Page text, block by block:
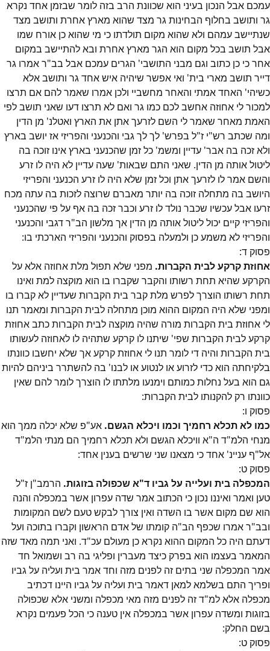
עמכם אבל הנכון בעיני הוא שכוונת הרב בזה לומר שבזמן אחד נקרא
גר ותושב בחלוף הבחינות גר מצד שהוא מארץ אחרת ותושב מצד
שנתיישב עמהם ולא שהוא מקום תולדתו כי מי שהוא כן אורח שמו
אבל תושב בכל מקום הוא הגר מארץ אחרת ובא להתיישב במקום
אחר כי כן כתוב וגם מבני התושבי' הגרים עמכם אבל בב"ר אמרו גר
דייר תושב מארי בית' ואי אפשר שיהיה איש אחד גר ותושב אלא
כשיהי' האחד אמתי והאחר מחשביי ולכן אמרו שאמר להם אם תרצו
למכור לי אחוזה אחשב לכם כמו גר ואם לא תרצו דעו שאני תושב לפי
האמת מאחר שאמר לי השם לזרעך אתן את הארץ ואטלנ' מן הדין
ומה שכתב רש"י ז"ל בפרש' לך לך גבי והכנעני והפריזי אז יושב בארץ
ולא זכה בה אבר' עדיין ומשמ' כל זמן שהכנעני בארץ אינו זוכה בה
ליטול אותה מן הדין. שאני התם שבאות' שעה עדיין לא היה לו זרע
והשם אמר לו לזרעך אתן וכל זמן שלא היה לו זרע הכנעני והפריזי
היושב בה מתחלה זוכה בה יותר מאברם שרוצה לזכות בה עתה מכח
זרעו אבל עכשיו שכבר נולד לו זרע וכבר זכה בה אף על פי שהכנעני
והפריזי קיים יכול ליטול אותה מן הדין אך מלשון הב"ר דגבי והכנעני
והפריזי לא משמע כן ולמעלה בפסוק והכנעני והפריזי הארכתי בו:
פסוק ד:
אחוזת קרקע לבית הקברות. מפני שלא תפול מלת אחוזה אלא על
הקרקע שהיא תחת רשותו והקבר שקברו בו הוא מוקצה למת ואינו
תחת רשותו הוצרך לפרש מלת קבר בית הקברות שעדיין לא קברו בו
ומפני שלא היה המקום ההוא מוכן מתחלה לבית הקברות ומאמר תנו
לי אחוזת בית הקברות מורה שהיה מוקצה לבית הקברות כתב אחוזת
קרקע לבית הקברות שפי' שיתנו לו קרקע שתהיה לו לאחוזה לעשותו
בית הקברות והיה די לומר תנו לי אחוזת קרקע אך שלא יחשבו כוונתו
בלקיחתה הוא כדי לזרוע או לנטוע או לבנו' בה להשתרר ביניהם להיות
גם הוא בעל נחלות כמותם וימנעו מלתתו לו הוצרך לומר להם שאין
כוונתו רק להקנותו לבית הקברות:
פסוק ו:
כמו לא תכלא רחמיך וכמו ויכלא הגשם. אע"פ שלא יכלה ממך הוא
מנחי הלמ"ד ה"א וויכלא הגשם ולא תכלא רחמיך הם מנתי הלמ"ד
אל"ף עניינ' אחד כי מצאנו שני שרשים בענין אחד:
פסוק ט:
המכפלה בית ועלייה על גביו ד"א שכפולה בזוגות. הרמב"ן ז"ל
טען ואמר ואיננו נכון כי הכתוב אמר שדה עפרון אשר במכפלה והנה
הוא שם מקום אשר בו השדה ואין צורך לבקש טעם לשם המקומות
ובב"ר אמרו שכפף הב"ה קומתו של אדם הראשון וקברו בתוכה ועל
דעתם היה כל המקום ההוא נקרא כן מעולם עכ"ד. ואני תמה מאד שזה
המאמר בעצמו הוא בפרק כיצד מעברין ופליגי בה רב ושמואל חד
אמר המכפלה שני בתים זה לפנים מזה וחד אמר בית ועליה על גביו
ופריך התם בשלמא למאן דאמר בית ועליה על גביו היינו דכתיב
מכפלה אלא למ"ד זה לפנים מזה מאי מכפלה ומשני אלא שכפולה
בזוגות ומשדה עפרון אשר במכפלה אין טענה כי הכל פעמים נקרא
בשם החלק:
פסוק ט: